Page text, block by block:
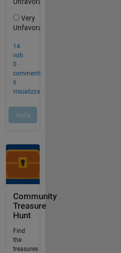
Community
Treasure
Hunt
Find
the
treasures